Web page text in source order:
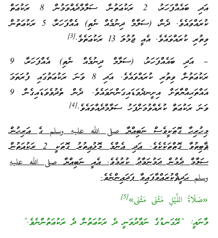
އަދި ބައެއްފަހަރު، 2 ރަކުޢަތުން ސަލާމްދެއްވަމުން 8 ރަކުޢަތް
ކުރައްވައެވެ. ދެން، (ސަލާމް ދިނުމެއް ނެތި) އެއްފަހަރާ، 5 ރަކުޢަތުން
ވިތުރި ކުރައްވައެވެ. އެއީ ޖުމުލަ 13 ރަކުޢަތެވެ.
[3]
– އަދި ބައެއްފަހަރު، (ސަލާމް ދިނުމެއް ނެތި) އެއްފަހަރާ، 9
ރަކުޢަތުން ވިތުރި ކުރައްވައެވެ. އަދި 8 ވަނަ ރަކުޢަތުގައި ފުރަތަމަ
އައްތަޙިއްޔާތަށް އިށީނދެވަޑައިގަންނަވައެވެ. ދެން ތެދުވެވަޑައިގެން 9
ވަނަ ރަކުޢަތް ކުރެއްވުމަށްފަހު ސަލާމްދެއްވައެވެ.[4]
މިހުރިހާ ގޮތަކީވެސް ނަބިއްޔާصلى الله عليه وسلمގެ އަރިހުން
ޘާބިތުވާ ގޮތްތަކެކެވެ. އަދި އެންމެ މޮޅުއިތުރު ގޮތަކީ 2 ރަކުޢަތުން
ސަލާމް ދެމުން ދަމުނަމާދު ކުރުމެވެ. އެއީ ނަބިއްޔާصلى الله عليه
وسلمޙަދީޘްކުރައްވާފައިވާ ފަދައިންނެވެ.
«صَلَاةُ اللَّيْلِ مَثْنَى مَثْنَى»[5]
މާނައީ: “ރޭގަނޑުގެ ނަމާދުވަނީ ދެ ރަކުޢަތުން ދެ ރަކުޢަތުންނެވެ.”